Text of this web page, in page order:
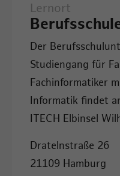
Lernort
Der
Studiengang für
Fachinformatiker
Informatik findet
ITECH Elbinsel
Dratelnstraße 26
21109 Hamburg